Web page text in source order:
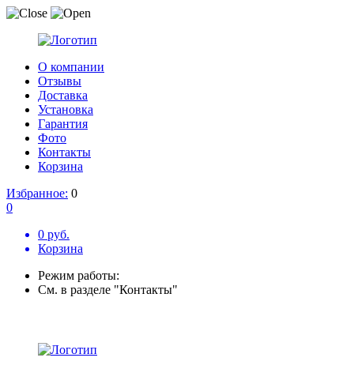
О компании
Отзывы
Доставка
Установка
Гарантия
Фото
Контакты
Корзина
Избранное: 0
0
0 руб.
Корзина
Режим работы:
См. в разделе "Контакты"